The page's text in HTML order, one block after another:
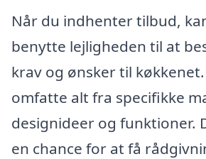
Når du indhenter tilbud,
benytte lejligheden til at
krav og ønsker til
omfatte alt fra specifikke
designideer og funktioner.
en chance for at få